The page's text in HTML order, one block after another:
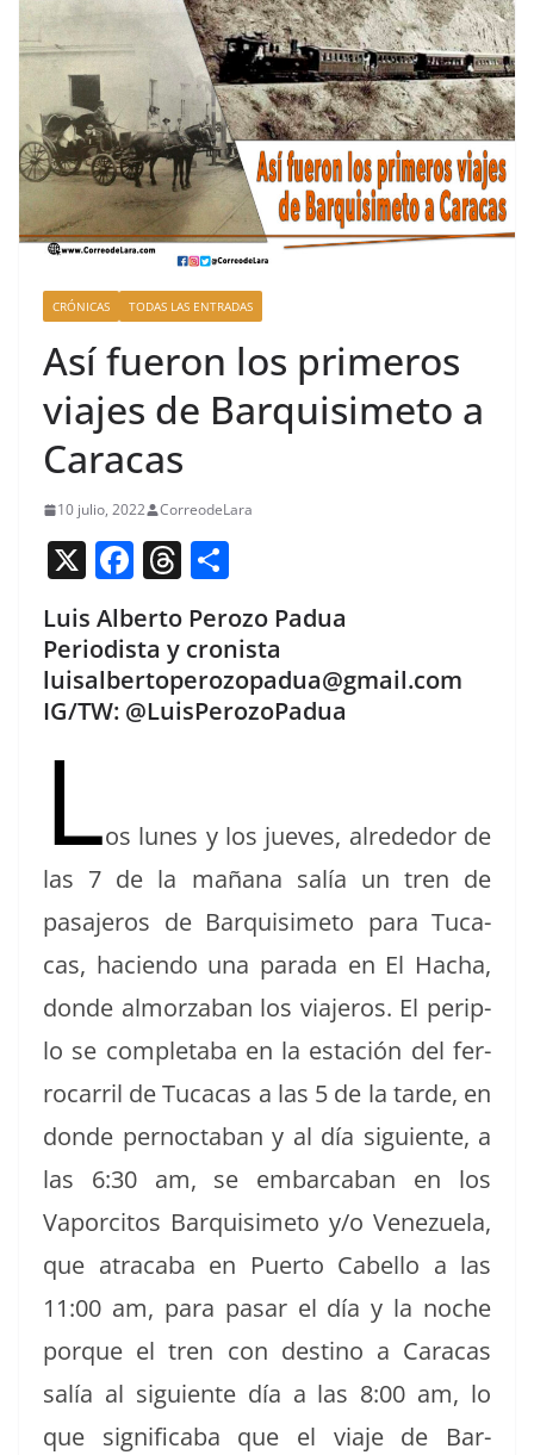
CRÓNICAS TODAS LAS ENTRADAS
Así fueron los primeros
viajes de Barquisimeto a
Caracas
10 julio, 2022 CorreodeLara
X F
c
e
b
k
T
h
re
a
d
m
p
ar
Luis Alberto Perozo Padua
Periodista y cronista
luisalbertoperozopadua@gmail.com
IG/TW: @LuisPerozoPadua
Los lunes y los jueves, alrede­dor de
las 7 de la mañana salía un tren de
pasajeros de Bar­quisime­to para Tuca­
cas, hacien­do una para­da en El Hacha,
donde almorz­a­ban los via­jeros. El perip­
lo se com­pleta­ba en la estación del fer­
ro­car­ril de Tuca­cas a las 5 de la tarde, en
donde per­nocta­ban y al día sigu­iente, a
las 6:30 am, se embar­ca­ban en los
Vaporci­tos Bar­quisime­to y/o Venezuela,
que atra­ca­ba en Puer­to Cabel­lo a las
11:00 am, para pasar el día y la noche
porque el tren con des­ti­no a Cara­cas
salía al sigu­iente día a las 8:00 am, lo
que sig­nifi­ca­ba que el via­je de Bar­